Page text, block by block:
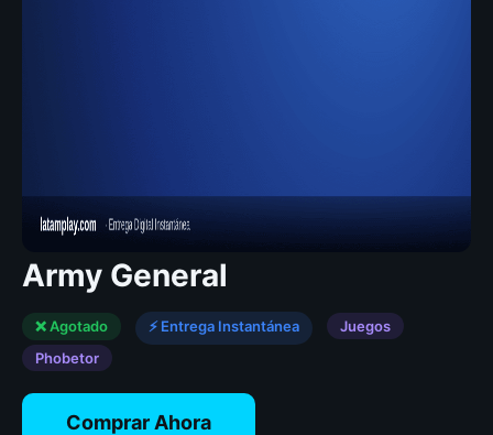
Army General
❌ Agotado ⚡ Entrega Instantánea
Juegos
Phobetor
Comprar Ahora